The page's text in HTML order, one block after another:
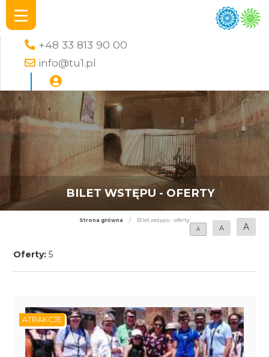
+48 33 813 90 00
info@tu1.pl
BILET WSTĘPU - OFERTY
Strona główna /
Bilet wstępu - oferty
A
A A
Oferty: 5
ATRAKCJE